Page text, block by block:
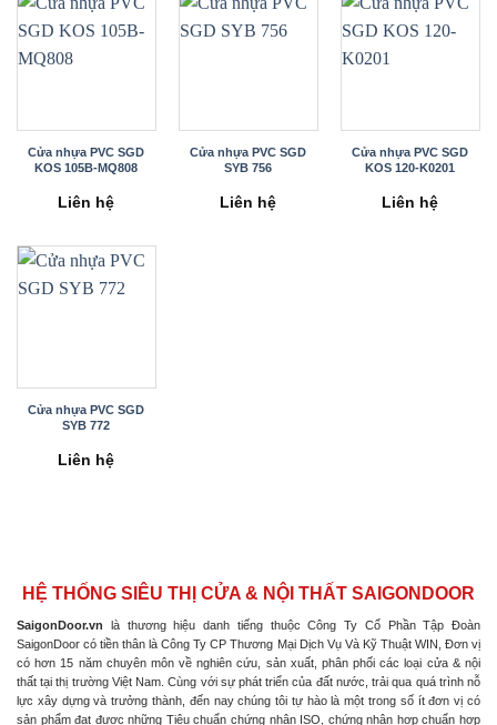
Cửa nhựa PVC SGD
KOS 105B-MQ808
Liên hệ
Cửa nhựa PVC SGD
SYB 756
Liên hệ
Cửa nhựa PVC SGD
KOS 120-K0201
Liên hệ
Cửa nhựa PVC SGD
SYB 772
Liên hệ
HỆ THỐNG SIÊU THỊ CỬA & NỘI THẤT SAIGONDOOR
SaigonDoor.vn là thương hiệu danh tiếng thuộc Công Ty Cổ Phần Tập Đoàn
SaigonDoor có tiền thân là Công Ty CP Thương Mại Dịch Vụ Và Kỹ Thuật WIN, Đơn vị
có hơn 15 năm chuyên môn về nghiên cứu, sản xuất, phân phối các loại cửa & nội
thất tại thị trường Việt Nam. Cùng với sự phát triển của đất nước, trải qua quá trình nỗ
lực xây dựng và trưởng thành, đến nay chúng tôi tự hào là một trong số ít đơn vị có
sản phẩm đạt được những Tiêu chuẩn chứng nhận ISO, chứng nhận hợp chuẩn hợp